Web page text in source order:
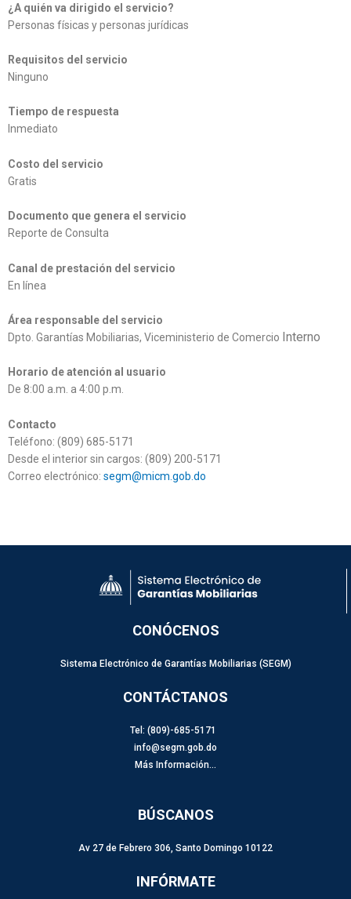
¿A quién va dirigido el servicio?
Personas físicas y personas jurídicas
Requisitos del servicio
Ninguno
Tiempo de respuesta
Inmediato
Costo del servicio
Gratis
Documento que genera el servicio
Reporte de Consulta
Canal de prestación del servicio
En línea
Área responsable del servicio
Dpto. Garantías Mobiliarias, Viceministerio de Comercio Interno
Horario de atención al usuario
De 8:00 a.m. a 4:00 p.m.
Contacto
Teléfono: (809) 685-5171
Desde el interior sin cargos: (809) 200-5171
Correo electrónico: segm@micm.gob.do
CONÓCENOS
Sistema Electrónico de Garantías Mobiliarias (SEGM)
CONTÁCTANOS
Tel: (809)-685-5171
info@segm.gob.do
Más Información…
BÚSCANOS
Av 27 de Febrero 306, Santo Domingo 10122
INFÓRMATE